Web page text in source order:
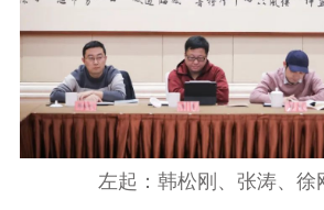
左起：韩松刚、张涛、徐